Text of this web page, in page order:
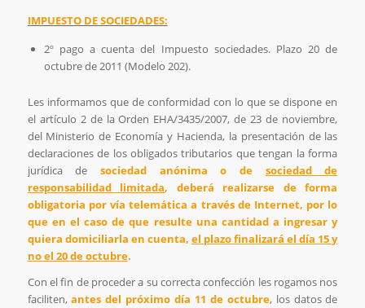
IMPUESTO DE SOCIEDADES:
2º pago a cuenta del Impuesto sociedades. Plazo 20 de
octubre de 2011 (Modelo 202).
Les informamos que de conformidad con lo que se dispone en
el artículo 2 de la Orden EHA/3435/2007, de 23 de noviembre,
del Ministerio de Economía y Hacienda, la presentación de las
declaraciones de los obligados tributarios que tengan la forma
jurídica de sociedad anónima o de sociedad de
responsabilidad limitada, deberá realizarse de forma
obligatoria por vía telemática a través de Internet, por lo
que en el caso de que resulte una cantidad a ingresar y
quiera domiciliarla en cuenta, el plazo finalizará el día 15 y
no el 20 de octubre.
Con el fin de proceder a su correcta confección les rogamos nos
faciliten,antes del próximo día 11 de octubre, los datos de